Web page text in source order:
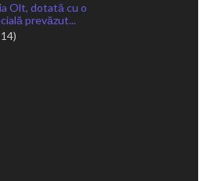
Olt, dotată cu o
prevăzut...